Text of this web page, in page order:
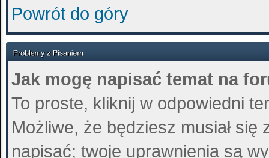
Powrót do góry
Jak mogę napisać temat na
To proste, kliknij w odpowiedni
Możliwe, że będziesz musiał
napisać; twoje uprawnienia są